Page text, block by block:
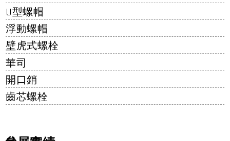
U型螺帽
浮動螺帽
壁虎式螺栓
華司
開口銷
齒芯螺栓